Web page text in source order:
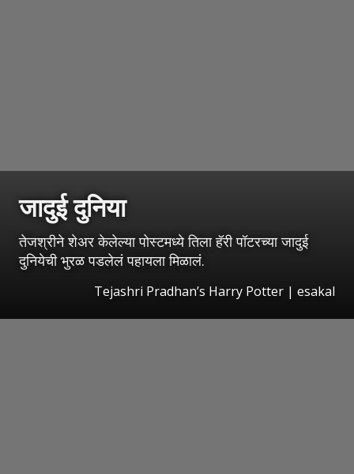
जादुई दुनिया
तेजश्रीने शेअर केलेल्या पोस्टमध्ये तिला हॅरी पॉटरच्या जादुई
दुनियेची भुरळ पडलेलं पहायला मिळालं.
Tejashri Pradhan’s Harry Potter | esakal